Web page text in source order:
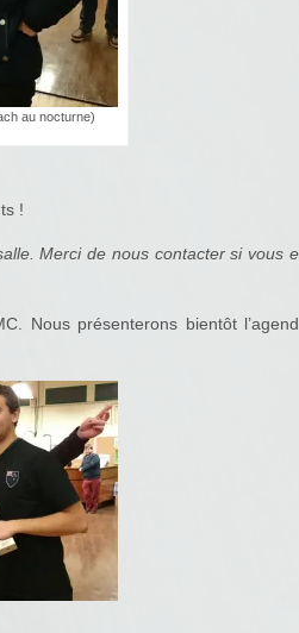
au nocturne)
!
Merci de nous contacter si vous
Nous présenterons bientôt